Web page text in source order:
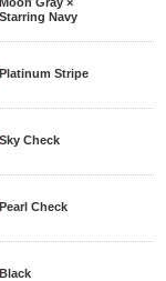
Starring Navy
Platinum Stripe
Sky Check
Pearl Check
Black